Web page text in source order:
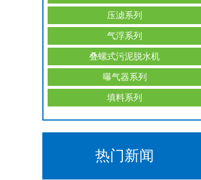
压滤系列
气浮系列
叠螺式污泥脱水机
曝气器系列
填料系列
热门新闻